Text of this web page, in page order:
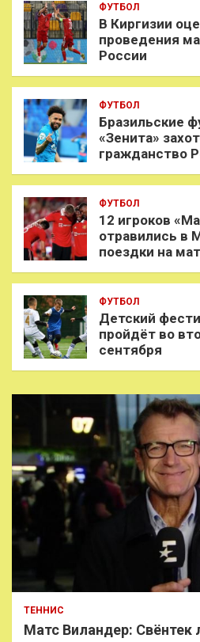
ФУТБОЛ
В Киргизии
проведения
России
ФУТБОЛ
Бразильские
«Зенита»
гражданство
ФУТБОЛ
12 игроков
отравились в
поездки на
ФУТБОЛ
Детский
пройдёт во
сентября
ТЕННИС
Матс Виландер: Свёнтек